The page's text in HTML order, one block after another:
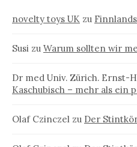
novelty toys UK zu
Susi zu Warum sollten wir
Dr med Univ. Zürich. Ernst-
Kaschubisch – mehr als ein
Olaf Czinczel zu Der